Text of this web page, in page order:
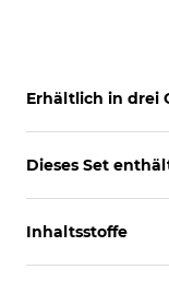
Erhältlich in drei
Dieses Set
Inhaltsstoffe